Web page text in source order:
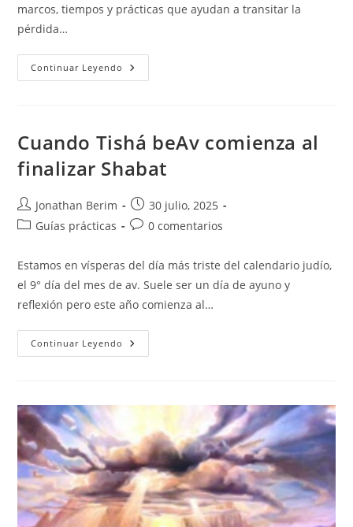
marcos, tiempos y prácticas que ayudan a transitar la
pérdida…
Continuar Leyendo
Guía
Judío
En
–
Una
Halájica
🕯️
Cuando Tishá beAv comienza al
finalizar Shabat
Autor
de
Jonathan Berim
Entrada
publicada:
30 julio, 2025
Categoría
entrada:
Guías prácticas
Comentarios
la
entrada:
0 comentarios
Estamos en vísperas del día más triste del calendario judío,
el 9° día del mes de av. Suele ser un día de ayuno y
reflexión pero este año comienza al…
Continuar Leyendo Cuando
Tishá
Shabat